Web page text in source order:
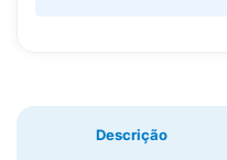
Descrição